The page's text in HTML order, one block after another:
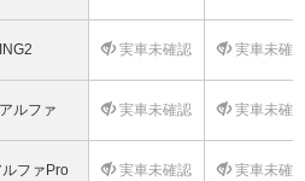
実車未確認 実車未確
ルファ 実車未確認 実車未確
ルファPro 実車未確認 実車未確